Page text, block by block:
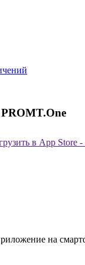
на